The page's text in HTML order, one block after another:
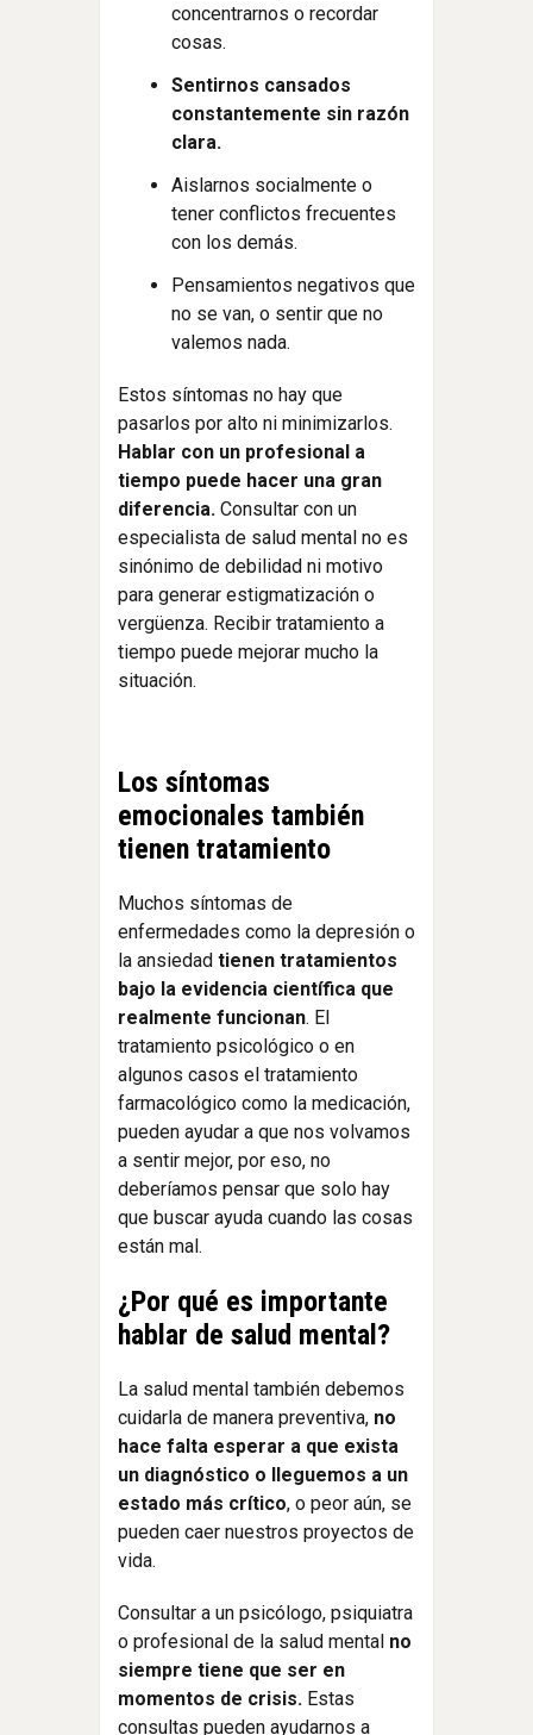
concentrarnos o recordar
cosas.
Sentirnos cansados
constantemente sin razón
clara.
Aislarnos socialmente o
tener conflictos frecuentes
con los demás.
Pensamientos negativos que
no se van, o sentir que no
valemos nada.
Estos síntomas no hay que
pasarlos por alto ni minimizarlos.
Hablar con un profesional a
tiempo puede hacer una gran
diferencia. Consultar con un
especialista de salud mental no es
sinónimo de debilidad ni motivo
para generar estigmatización o
vergüenza. Recibir tratamiento a
tiempo puede mejorar mucho la
situación.
Los síntomas
emocionales también
tienen tratamiento
Muchos síntomas de
enfermedades como la depresión o
la ansiedad tienen tratamientos
bajo la evidencia científica que
realmente funcionan. El
tratamiento psicológico o en
algunos casos el tratamiento
farmacológico como la medicación,
pueden ayudar a que nos volvamos
a sentir mejor, por eso, no
deberíamos pensar que solo hay
que buscar ayuda cuando las cosas
están mal.
¿Por qué es importante
hablar de salud mental?
La salud mental también debemos
cuidarla de manera preventiva, no
hace falta esperar a que exista
un diagnóstico o lleguemos a un
estado más crítico, o peor aún, se
pueden caer nuestros proyectos de
vida.
Consultar a un psicólogo, psiquiatra
o profesional de la salud mental no
siempre tiene que ser en
momentos de crisis. Estas
consultas pueden ayudarnos a